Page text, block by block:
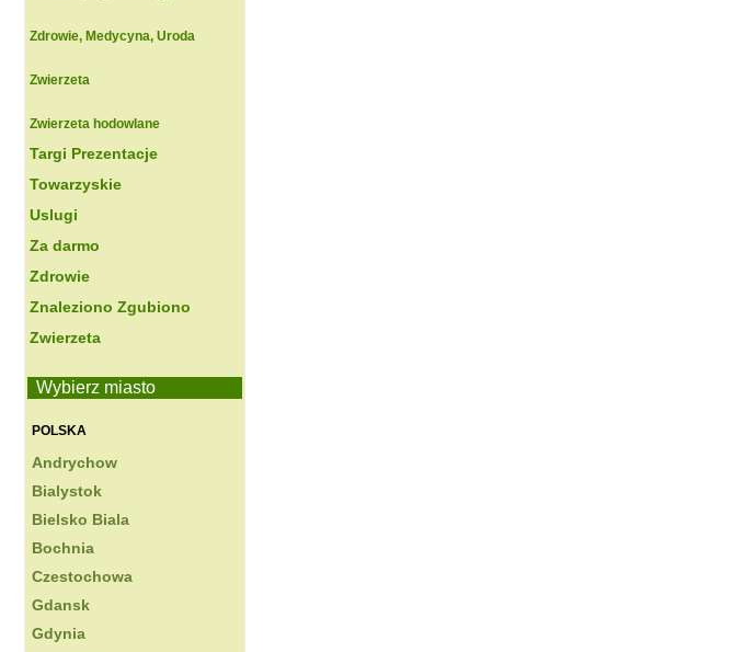
Zdrowie, Medycyna, Uroda
Zwierzeta
Zwierzeta hodowlane
Targi Prezentacje
Towarzyskie
Uslugi
Za darmo
Zdrowie
Znaleziono Zgubiono
Zwierzeta
Wybierz miasto
POLSKA
Andrychow
Bialystok
Bielsko Biala
Bochnia
Czestochowa
Gdansk
Gdynia